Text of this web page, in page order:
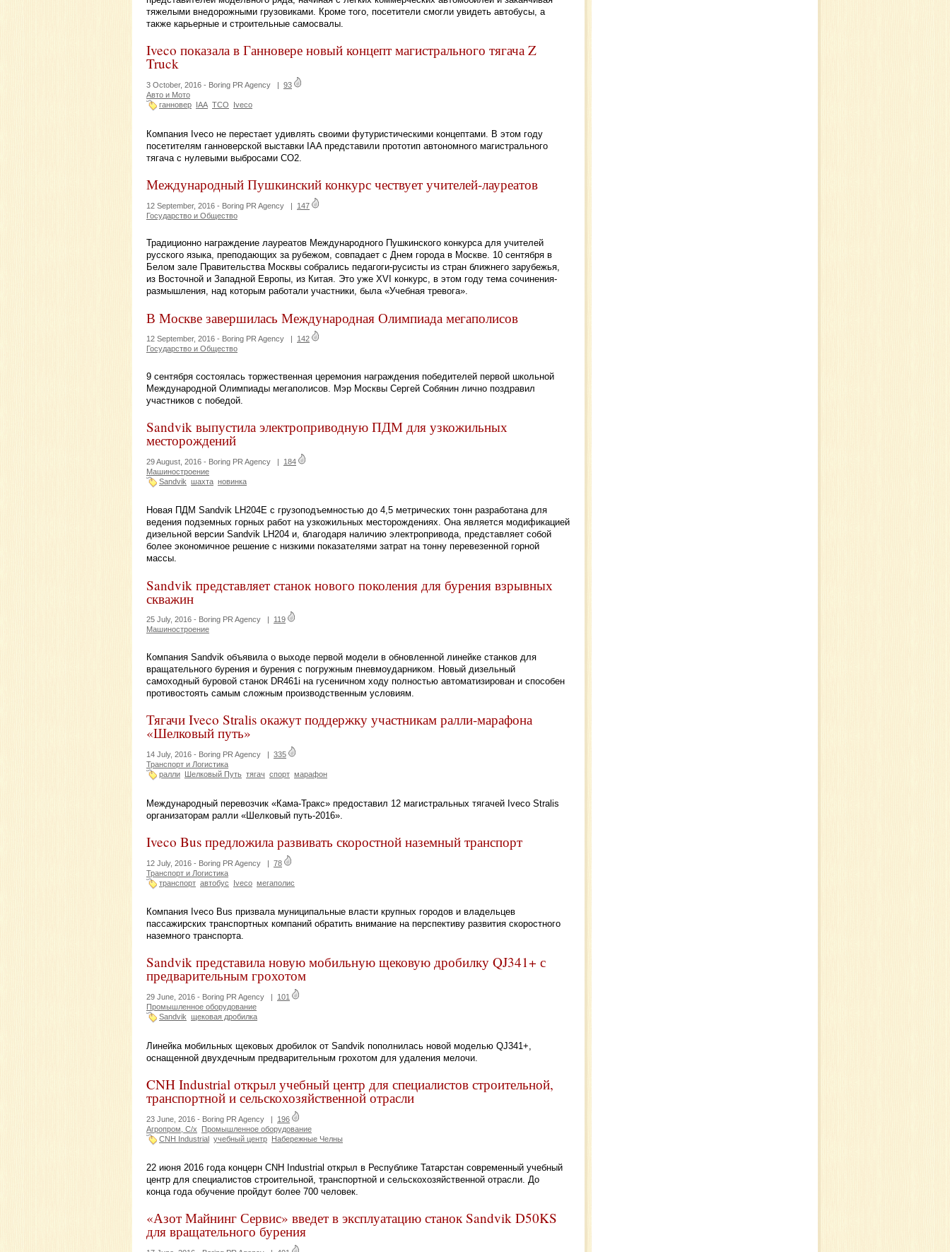
тяжелыми внедорожными грузовиками. Кроме того, посетители смогли увидеть автобусы, а
также карьерные и строительные самосвалы.
Iveco показала в Ганновере новый концепт магистрального тягача Z
Truck
3 October, 2016 - Boring PR Agency
93
Авто и Мото
ганновер
IAA TCO Iveco
Компания Iveco не перестает удивлять своими футуристическими концептами. В этом году
посетителям ганноверской выставки IAA представили прототип автономного магистрального
тягача с нулевыми выбросами CO2.
Международный Пушкинский конкурс чествует учителей-лауреатов
12 September, 2016 - Boring PR Agency | 147
Государство и Общество
Традиционно награждение лауреатов Международного Пушкинского конкурса для учителей
русского языка, преподающих за рубежом, совпадает с Днем города в Москве. 10 сентября в
Белом зале Правительства Москвы собрались педагоги-русисты из стран ближнего зарубежья,
из Восточной и Западной Европы, из Китая. Это уже XVI конкурс, в этом году тема сочинения-
размышления, над которым работали участники, была «Учебная тревога».
В Москве завершилась Международная Олимпиада мегаполисов
12 September, 2016 - Boring PR Agency
142
Государство и Общество
9 сентября состоялась торжественная церемония награждения победителей первой школьной
Международной Олимпиады мегаполисов. Мэр Москвы Сергей Собянин лично поздравил
участников с победой.
Sandvik выпустила электроприводную ПДМ для узкожильных
месторождений
29 August, 2016 - Boring PR Agency | 184
Машиностроение
Sandvik шахта новинка
Новая ПДМ Sandvik LH204E с грузоподъемностью до 4,5 метрических тонн разработана для
ведения подземных горных работ на узкожильных месторождениях. Она является модификацией
дизельной версии Sandvik LH204 и, благодаря наличию электропривода, представляет собой
более экономичное решение с низкими показателями затрат на тонну перевезенной горной
массы.
Sandvik представляет станок нового поколения для бурения взрывных
скважин
25 July, 2016 - Boring PR Agency
119
Машиностроение
Компания Sandvik объявила о выходе первой модели в обновленной линейке станков для
вращательного бурения и бурения с погружным пневмоударником. Новый дизельный
самоходный буровой станок DR461i на гусеничном ходу полностью автоматизирован и способен
противостоять самым сложным производственным условиям.
Тягачи Iveco Stralis окажут поддержку участникам ралли-марафона
«Шелковый путь»
14 July, 2016 - Boring PR Agency | 335
Транспорт и Логистика
ралли Шелковый Путь тягач спорт марафон
Международный перевозчик «Кама-Тракс» предоставил 12 магистральных тягачей Iveco Stralis
организаторам ралли «Шелковый путь-2016».
Iveco Bus предложила развивать скоростной наземный транспорт
12 July, 2016 - Boring PR Agency | 78
Транспорт и Логистика
транспорт автобус Iveco мегаполис
Компания Iveco Bus призвала муниципальные власти крупных городов и владельцев
пассажирских транспортных компаний обратить внимание на перспективу развития скоростного
наземного транспорта.
Sandvik представила новую мобильную щековую дробилку QJ341+ с
предварительным грохотом
29 June, 2016 - Boring PR Agency | 101
Промышленное оборудование
Sandvik щековая дробилка
Линейка мобильных щековых дробилок от Sandvik пополнилась новой моделью QJ341+,
оснащенной двухдечным предварительным грохотом для удаления мелочи.
CNH Industrial открыл учебный центр для специалистов строительной,
транспортной и сельскохозяйственной отрасли
23 June, 2016 - Boring PR Agency | 196
Агропром, С/х
Промышленное оборудование
CNH Industrial учебный центр Набережные Челны
22 июня 2016 года концерн CNH Industrial открыл в Республике Татарстан современный учебный
центр для специалистов строительной, транспортной и сельскохозяйственной отрасли. До
конца года обучение пройдут более 700 человек.
«Азот Майнинг Сервис» введет в эксплуатацию станок Sandvik D50KS
для вращательного бурения